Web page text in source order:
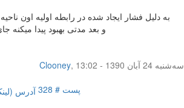
به دلیل فشار ایجاد شده در رابطه اولیه اون
و بعد مدتی بهبود پیدا میکنه
Clooney,
سه‌شنبه 24 آبان 1390 - 13:02
پست # 328